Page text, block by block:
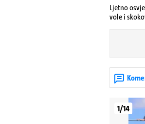
Ljetno
vole i
1/14